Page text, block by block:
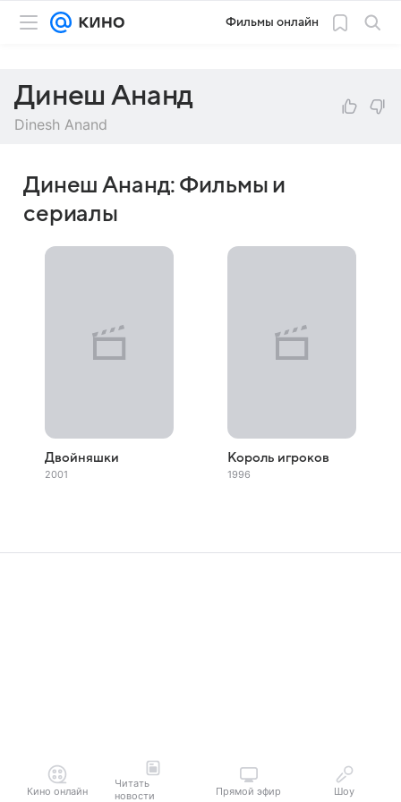
Фильмы онлайн
Динеш Ананд
Dinesh Anand
Динеш Ананд: Фильмы и
сериалы
Двойняшки
2001
Король игроков
1996
Кино онлайн
Читать
новости
Прямой эфир Шоу